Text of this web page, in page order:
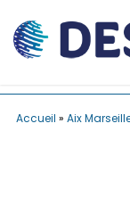
Accueil » Aix